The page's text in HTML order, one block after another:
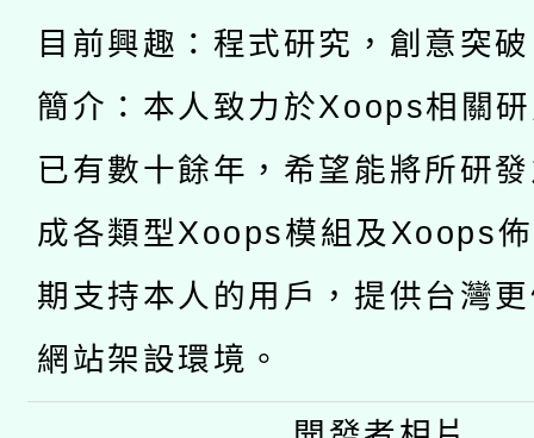
國立臺灣師範大學辦理
年度健康促進學校輔導
業成長研習」實施計畫
函轉國家教育研究院中
原住民族教育政策研討
族教育國際趨勢與發展
轉知教育部國民及學前
新北市政府教育局辦理
師專業成長研習實施計
方素養工作坊新北場」
函轉國立臺灣師範大學
族語言臺北學習中心
「族語學習班」招生簡
轉知有關國立成功大學
文教學共融平台-教案
件」活動簡章
年度COVID-19疫苗接
接種對象擴大為「滿6
目前興趣：程式研究，創意突
簡介：本人致力於Xoops相關
已有數十餘年，希望能將所研
成各類型Xoops模組及Xoops
期支持本人的用戶，提供台灣
網站架設環境。